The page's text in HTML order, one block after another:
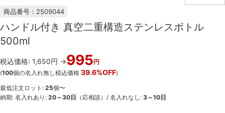
商品番号：2509044
ハンドル付き 真空二重構造ステンレスボトル
500ml
税込価格: 1,650円 →995円
(100個の名入れ無し税込価格 39.6%OFF)
最低注文ロット: 25個〜
納期: 名入れあり: 20～30日 （応相談）/ 名入れなし: 3～10日